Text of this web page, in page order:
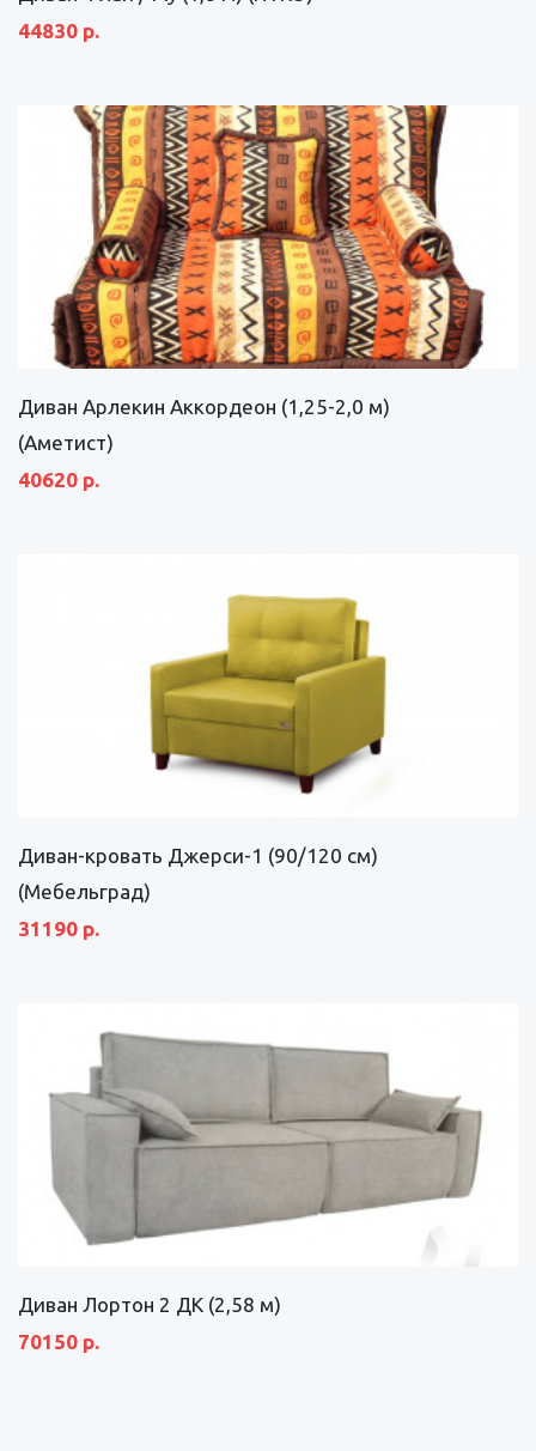
44830 р.
Диван Арлекин Аккордеон (1,25-2,0 м)
(Аметист)
40620 р.
Диван-кровать Джерси-1 (90/120 см)
(Мебельград)
31190 р.
Диван Лортон 2 ДК (2,58 м)
70150 р.